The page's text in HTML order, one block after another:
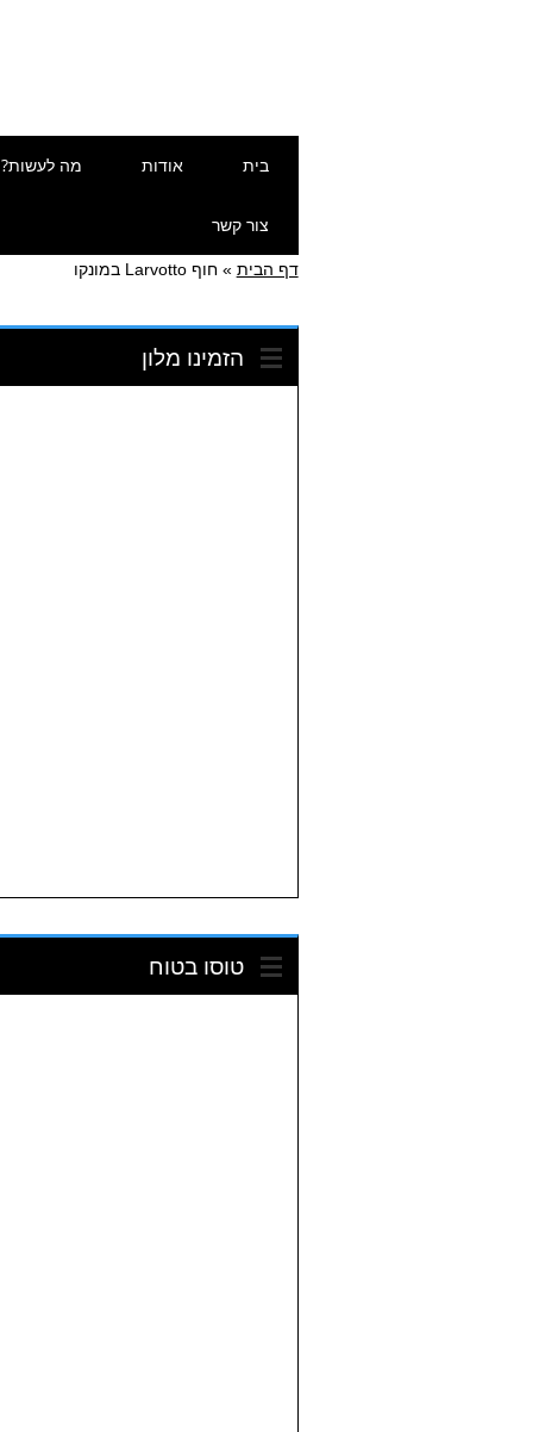
לתוכן
בית אודות מה לעשות?
צור קשר
דף הבית »חוף Larvotto במונקו
הזמינו מלון
טוסו בטוח